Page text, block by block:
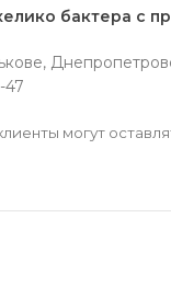
бактера с
47
могут